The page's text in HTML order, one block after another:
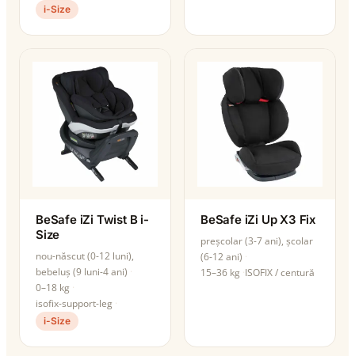
i-Size
BeSafe iZi Twist B i-
Size
nou-născut (0-12 luni),
bebeluș (9 luni-4 ani)
0–18 kg
isofix-support-leg
i-Size
BeSafe iZi Up X3 Fix
preșcolar (3-7 ani), școlar
(6-12 ani)
15–36 kg ISOFIX / centură